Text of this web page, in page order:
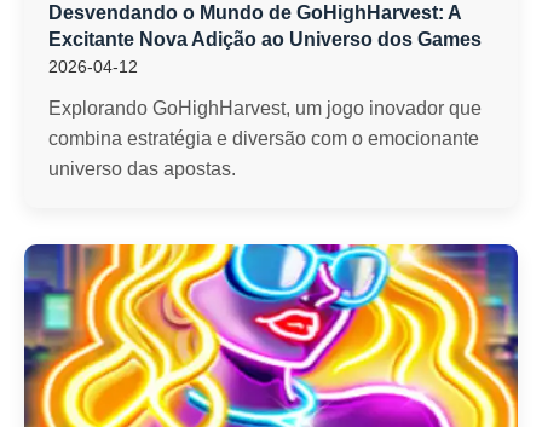
Desvendando o Mundo de GoHighHarvest: A
Excitante Nova Adição ao Universo dos Games
2026-04-12
Explorando GoHighHarvest, um jogo inovador que
combina estratégia e diversão com o emocionante
universo das apostas.